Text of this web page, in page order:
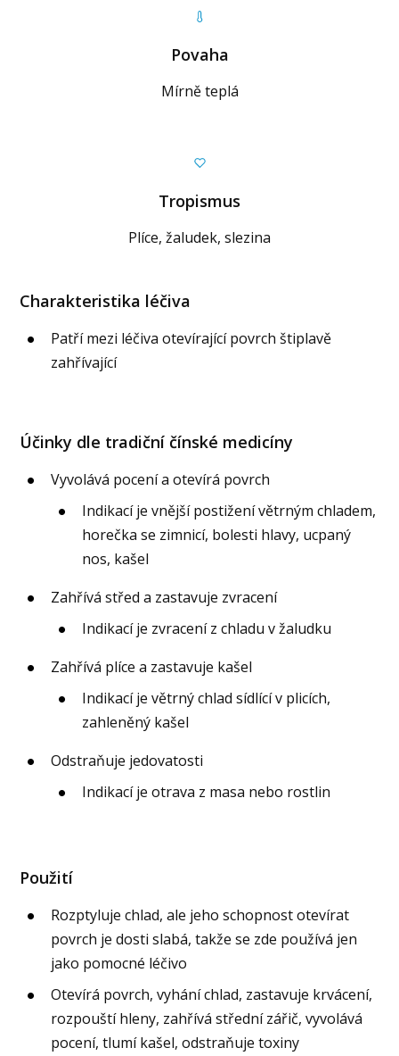
Povaha
Mírně teplá
Tropismus
Plíce, žaludek, slezina
Charakteristika léčiva
Patří mezi léčiva otevírající povrch štiplavě
zahřívající
Účinky dle tradiční čínské medicíny
Vyvolává pocení a otevírá povrch
Indikací je vnější postižení větrným chladem,
horečka se zimnicí, bolesti hlavy, ucpaný
nos, kašel
Zahřívá střed a zastavuje zvracení
Indikací je zvracení z chladu v žaludku
Zahřívá plíce a zastavuje kašel
Indikací je větrný chlad sídlící v plicích,
zahleněný kašel
Odstraňuje jedovatosti
Indikací je otrava z masa nebo rostlin
Použití
Rozptyluje chlad, ale jeho schopnost otevírat
povrch je dosti slabá, takže se zde používá jen
jako pomocné léčivo
Otevírá povrch, vyhání chlad, zastavuje krvácení,
rozpouští hleny, zahřívá střední zářič, vyvolává
pocení, tlumí kašel, odstraňuje toxiny